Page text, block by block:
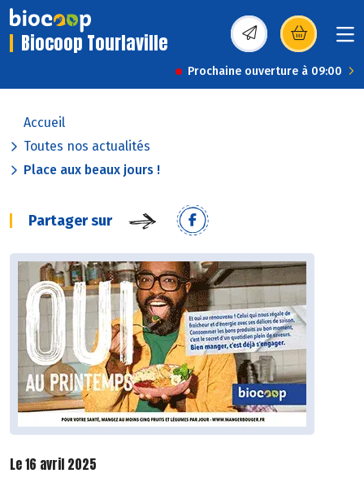
Biocoop Tourlaville (s’ouvre dans une
Prochaine ouverture à 09:00
Accueil
Toutes nos actualités
Place aux beaux jours !
Partager sur
Le 16 avril 2025